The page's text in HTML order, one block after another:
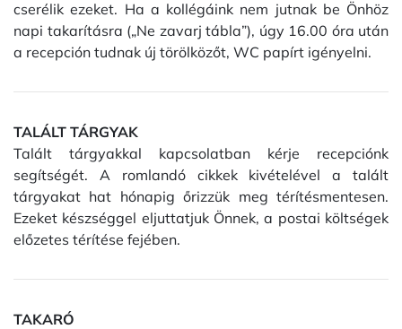
cserélik ezeket. Ha a kollégáink nem jutnak be Önhöz
napi takarításra („Ne zavarj tábla”), úgy 16.00 óra után
a recepción tudnak új törölközőt, WC papírt igényelni.
TALÁLT TÁRGYAK
Talált tárgyakkal kapcsolatban kérje recepciónk
segítségét. A romlandó cikkek kivételével a talált
tárgyakat hat hónapig őrizzük meg térítésmentesen.
Ezeket készséggel eljuttatjuk Önnek, a postai költségek
előzetes térítése fejében.
TAKARÓ